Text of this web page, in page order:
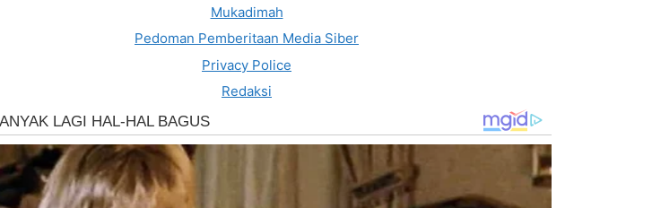
Mukadimah
Pedoman Pemberitaan Media Siber
Privacy Police
Redaksi